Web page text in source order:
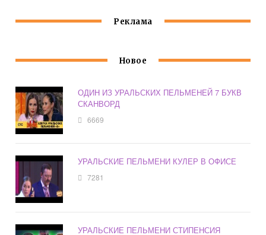
Реклама
Новое
ОДИН ИЗ УРАЛЬСКИХ ПЕЛЬМЕНЕЙ 7 БУКВ
СКАНВОРД
6669
УРАЛЬСКИЕ ПЕЛЬМЕНИ КУЛЕР В ОФИСЕ
7281
УРАЛЬСКИЕ ПЕЛЬМЕНИ СТИПЕНСИЯ